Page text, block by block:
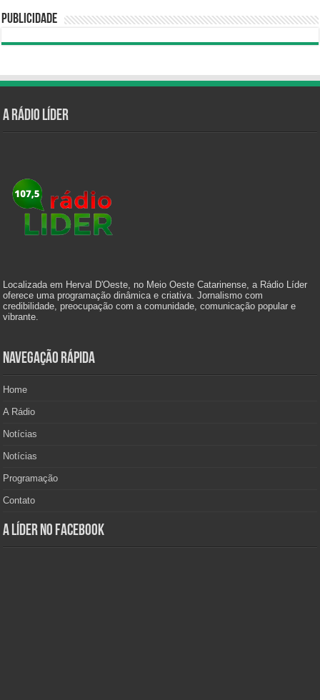
Publicidade
A Rádio Líder
Localizada em Herval D'Oeste, no Meio Oeste Catarinense, a Rádio Líder
oferece uma programação dinâmica e criativa. Jornalismo com
credibilidade, preocupação com a comunidade, comunicação popular e
vibrante.
Navegação Rápida
Home
A Rádio
Notícias
Notícias
Programação
Contato
A Líder no Facebook